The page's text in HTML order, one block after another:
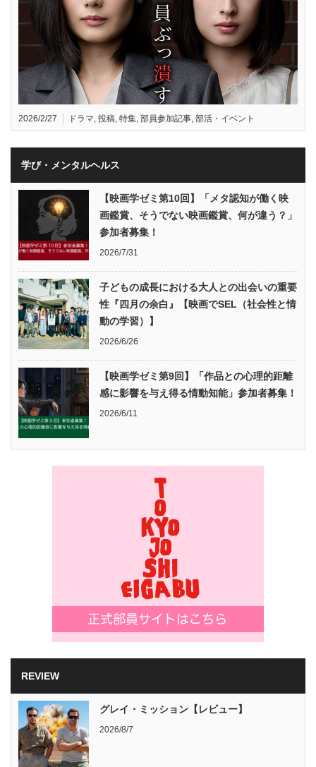
2026/2/27 ドラマ, 投稿, 特集, 部員参加記事, 部活・イベント
学び・メンタルヘルス
【映画学ゼミ第10回】「メタ認知が働く映
画鑑賞、そうでない映画鑑賞、何が違う？」
参加者募集！
2026/7/31
子どもの成長における大人との出会いの重要
性『四月の余白』【映画でSEL（社会性と情
動の学習）】
2026/6/26
【映画学ゼミ第9回】「作品との心理的距離
感に影響を与え得る情動知能」参加者募集！
2026/6/11
REVIEW
グレイ・ミッション【レビュー】
2026/8/7